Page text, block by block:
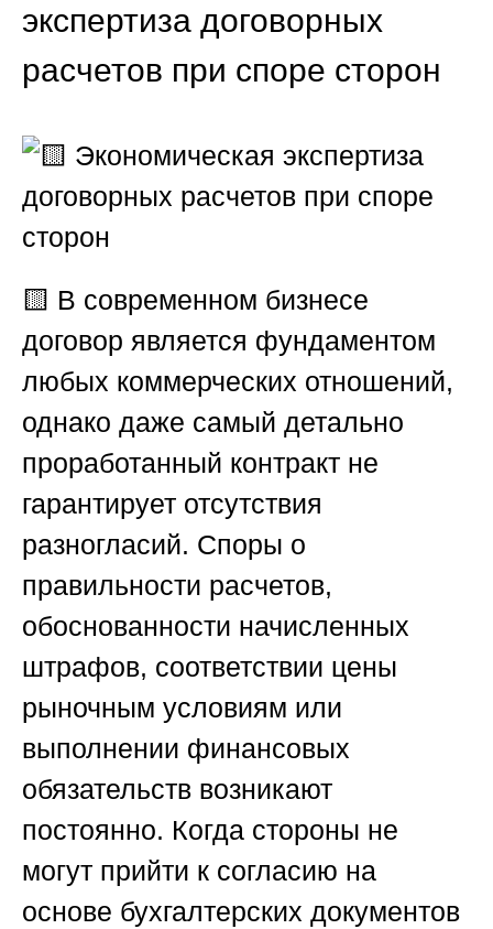
экспертиза договорных
расчетов при споре сторон
🟨 В современном бизнесе
договор является фундаментом
любых коммерческих отношений,
однако даже самый детально
проработанный контракт не
гарантирует отсутствия
разногласий. Споры о
правильности расчетов,
обоснованности начисленных
штрафов, соответствии цены
рыночным условиям или
выполнении финансовых
обязательств возникают
постоянно. Когда стороны не
могут прийти к согласию на
основе бухгалтерских документов